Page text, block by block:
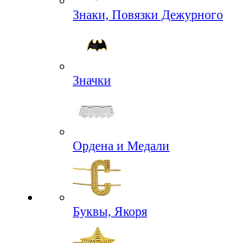
Знаки, Повязки Дежурного
Значки
Ордена и Медали
Буквы, Якоря